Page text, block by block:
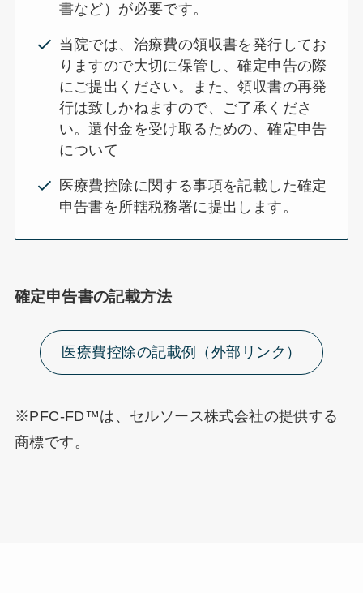
書など）が必要です。
当院では、治療費の領収書を発行してお
りますので大切に保管し、確定申告の際
にご提出ください。また、領収書の再発
行は致しかねますので、ご了承くださ
い。還付金を受け取るための、確定申告
について
医療費控除に関する事項を記載した確定
申告書を所轄税務署に提出します。
確定申告書の記載方法
医療費控除の記載例（外部リンク）
※PFC-FD™は、セルソース株式会社の提供する
商標です。